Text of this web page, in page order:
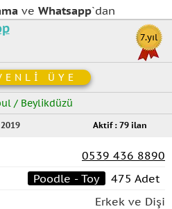
ve Whatsapp`dan
7.yıl
ÜYE
/ Beylikdüzü
Aktif : 79 ilan
0539 436 8890
Poodle - Toy
475 Adet
Erkek ve Dişi